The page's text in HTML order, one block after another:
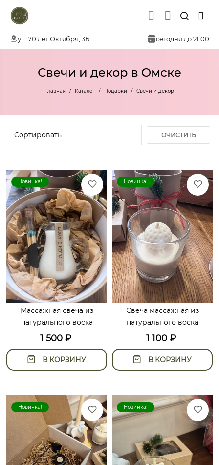
ул. 70 лет Октября, 3Б сегодня до 21:00
Свечи и декор в Омске
Главная Каталог Подарки Свечи и декор
ОЧИСТИТЬ
Новинка!
Массажная свеча из
натурального воска
1 500₽
В КОРЗИНУ
Новинка!
Свеча массажная из
натурального воска
1 100 ₽
В КОРЗИНУ
Новинка! Новинка!